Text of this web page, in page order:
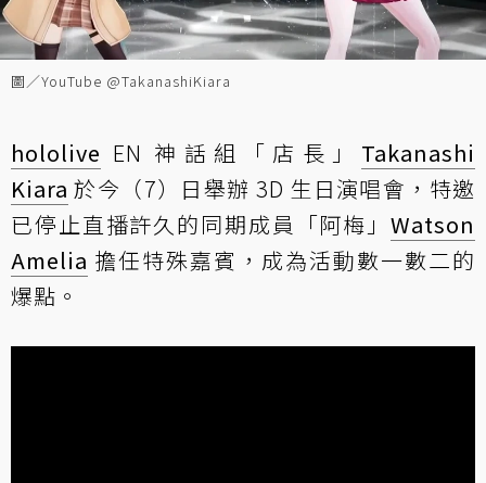
圖／YouTube @TakanashiKiara
hololive EN 神話組「店長」 Takanashi
Kiara 於今（7）日舉辦 3D 生日演唱會，特邀
已停止直播許久的同期成員「阿梅」 Watson
Amelia 擔任特殊嘉賓，成為活動數一數二的
爆點。